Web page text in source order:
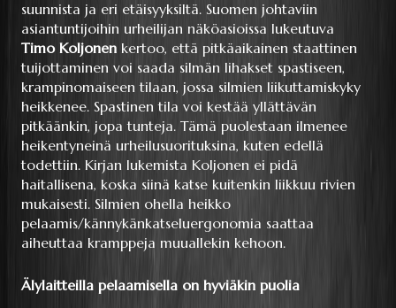
suunnista ja eri etäisyyksiltä. Suomen johtaviin
asiantuntijoihin urheilijan näköasioissa lukeutuva
Timo Koljonen kertoo, että pitkäaikainen staattinen
tuijottaminen voi saada silmän lihakset spastiseen,
krampinomaiseen tilaan, jossa silmien liikuttamiskyky
heikkenee. Spastinen tila voi kestää yllättävän
pitkäänkin, jopa tunteja. Tämä puolestaan ilmenee
heikentyneinä urheilusuorituksina, kuten edellä
todettiin. Kirjan lukemista Koljonen ei pidä
haitallisena, koska siinä katse kuitenkin liikkuu rivien
mukaisesti. Silmien ohella heikko
pelaamis/kännykänkatseluergonomia saattaa
aiheuttaa kramppeja muuallekin kehoon.
Älylaitteilla pelaamisella on hyviäkin puolia